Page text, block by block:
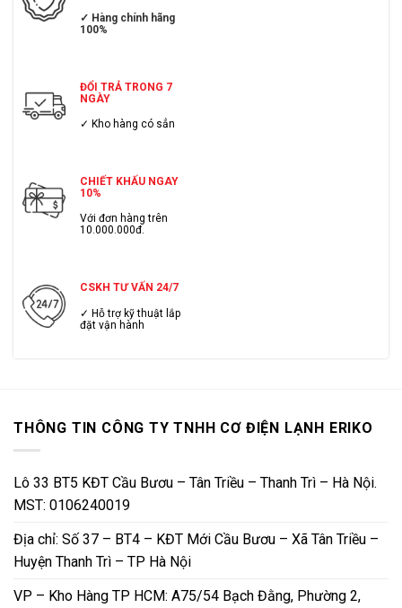
✓ Hàng chính hãng
100%
ĐỔI TRẢ TRONG 7
NGÀY
✓ Kho hàng có sẳn
CHIẾT KHẤU NGAY
10%
Với đơn hàng trên
10.000.000đ.
CSKH TƯ VẤN 24/7
✓ Hỗ trợ kỹ thuật lắp
đặt vận hành
THÔNG TIN CÔNG TY TNHH CƠ ĐIỆN LẠNH ERIKO
Lô 33 BT5 KĐT Cầu Bươu – Tân Triều – Thanh Trì – Hà Nội.
MST: 0106240019
Địa chỉ: Số 37 – BT4 – KĐT Mới Cầu Bươu – Xã Tân Triều –
Huyện Thanh Trì – TP Hà Nội
VP – Kho Hàng TP HCM: A75/54 Bạch Đằng, Phường 2,